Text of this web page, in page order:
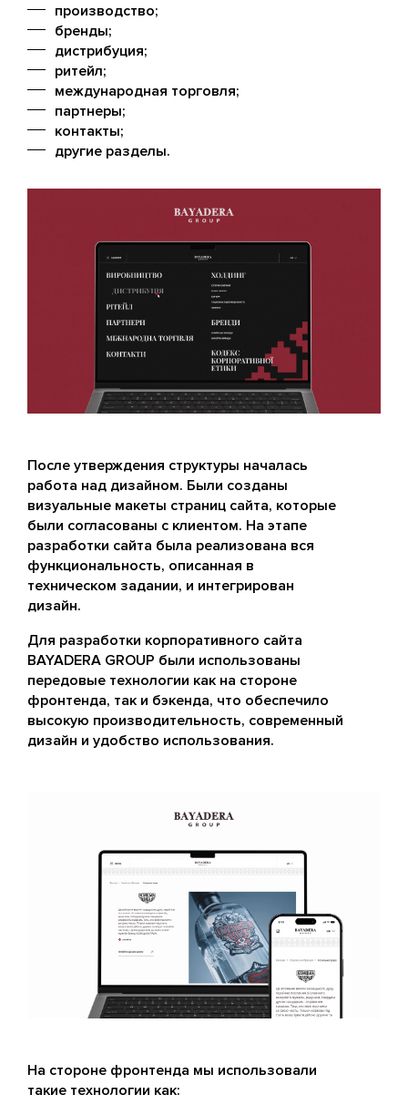
производство;
бренды;
дистрибуция;
ритейл;
международная торговля;
партнеры;
контакты;
другие разделы.
После утверждения структуры началась
работа над дизайном. Были созданы
визуальные макеты страниц сайта, которые
были согласованы с клиентом. На этапе
разработки сайта была реализована вся
функциональность, описанная в
техническом задании, и интегрирован
дизайн.
Для разработки корпоративного сайта
BAYADERA GROUP были использованы
передовые технологии как на стороне
фронтенда, так и бэкенда, что обеспечило
высокую производительность, современный
дизайн и удобство использования.
На стороне фронтенда мы использовали
такие технологии как: